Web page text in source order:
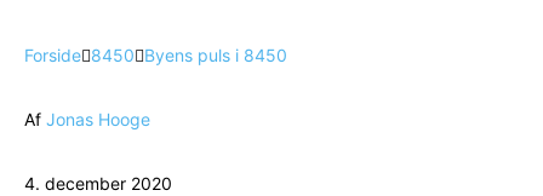
Forside 8450 Byens puls i 8450
Af Jonas Hooge
4. december 2020